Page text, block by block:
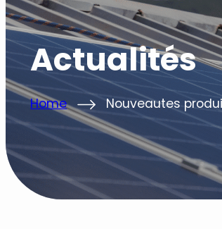
Actualités
Home Nouveautes